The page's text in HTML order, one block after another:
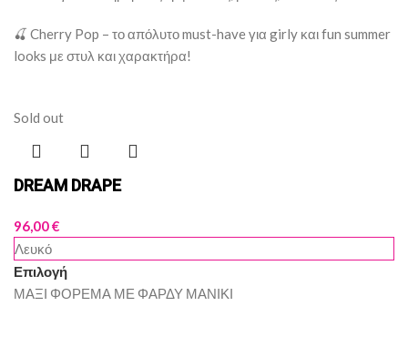
🍒 Cherry Pop – το απόλυτο must-have για girly και fun summer
looks με στυλ και χαρακτήρα!
Sold out
DREAM DRAPE
96,00€
Λευκό
Επιλογή
ΜΑΞΙ ΦΟΡΕΜΑ ΜΕ ΦΑΡΔΥ ΜΑΝΙΚΙ